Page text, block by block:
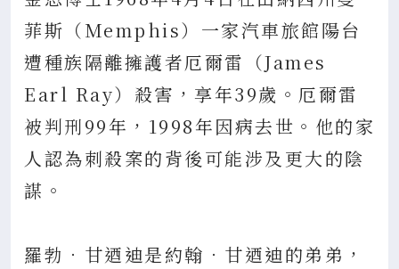
菲斯（Memphis）一家汽車旅館陽台
遭種族隔離擁護者厄爾雷（James
Earl Ray）殺害，享年39歲。厄爾雷
被判刑99年，1998年因病去世。他的家
人認為刺殺案的背後可能涉及更大的陰
謀。
羅勃．甘迺迪是約翰．甘迺迪的弟弟，